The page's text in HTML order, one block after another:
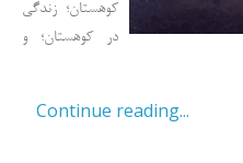
کوهستان؛ زندگی
در کوهستان؛ و
Continue reading...